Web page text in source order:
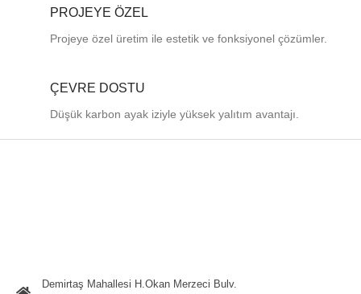
PROJEYE ÖZEL
Projeye özel üretim ile estetik ve fonksiyonel çözümler.
ÇEVRE DOSTU
Düşük karbon ayak iziyle yüksek yalıtım avantajı.
Demirtaş Mahallesi H.Okan Merzeci Bulv.